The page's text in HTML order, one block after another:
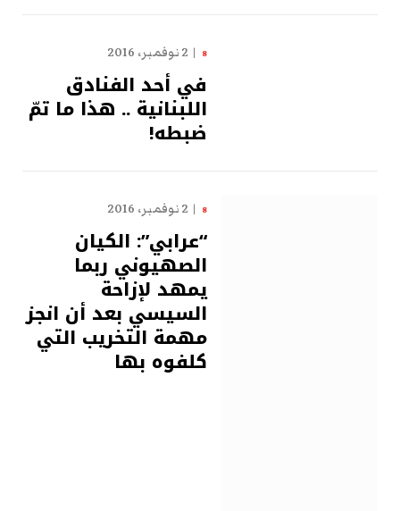
8 2 نوفمبر، 2016
في أحد الفنادق
اللبنانية .. هذا ما تمّ
ضبطه!
8 2 نوفمبر، 2016
“عرابي”: الكيان
الصهيوني ربما
يمهد لإزاحة
السيسي بعد أن انجز
مهمة التخريب التي
كلفوه بها